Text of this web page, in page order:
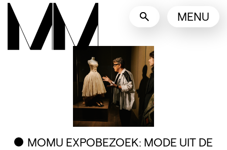
Taalswitcher
English
Nederlands
Toon andere talen
MENU
MOMU EXPOBEZOEK: MODE UIT DE